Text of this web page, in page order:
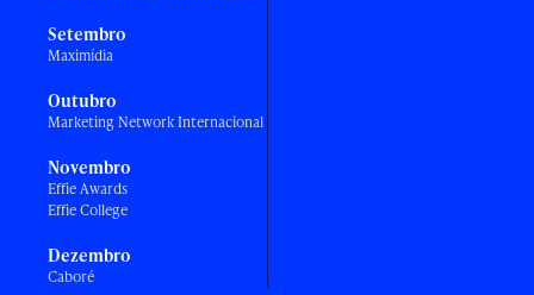
Setembro
Maximídia
Outubro
Marketing Network Internacional
Novembro
Effie Awards
Effie College
Dezembro
Caboré